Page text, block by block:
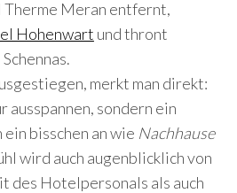
Meran entfernt,
Hohenwart und thront
merkt man direkt:
ausspannen, sondern ein
ein bisschen an wie Nachhause
wird auch augenblicklich von
des Hotelpersonals als auch